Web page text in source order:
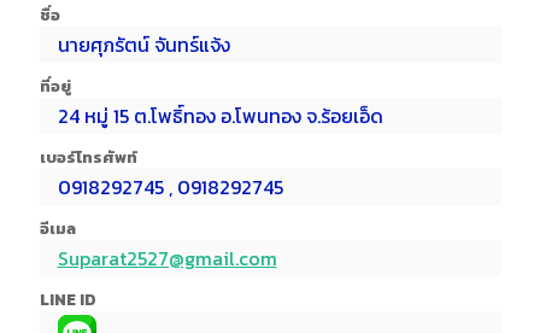
ชื่อ
นายศุภรัตน์ จันทร์แจ้ง
ที่อยู่
24 หมู่ 15 ต.โพธิ์ทอง อ.โพนทอง จ.ร้อยเอ็ด
เบอร์โทรศัพท์
0918292745 , 0918292745
อีเมล
Suparat2527@gmail.com
LINE ID